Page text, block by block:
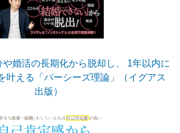
婚活の長期化から脱却し、 1年以内に
叶える「パーシーズ理論」（イグアス
出版）